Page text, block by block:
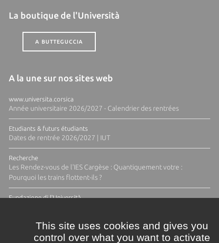
La boutique de l'Università
A BUTTEGUCCIA
A la une sur nos sites web
www.universita.corsica
Année universitaire 2026/2027 - Calendrier des rentrées
Etudiants & futurs étudiants
Dates de rentrée 2026/2027 | IUT
Recherche
Les Rendez-vous de l'IES Cargèse : Quantiquement votre :
Pourquoi les trains flottent-ils ?
Fundazione di l'Università
This site uses cookies and gives you
control over what you want to activate